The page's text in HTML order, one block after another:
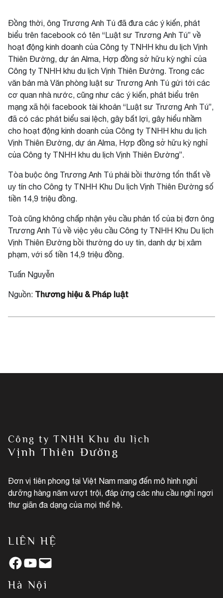
Đồng thời, ông Trương Anh Tú đã đưa các ý kiến, phát
biểu trên facebook có tên “Luật sư Trương Anh Tú” về
hoạt động kinh doanh của Công ty TNHH khu du lịch Vịnh
Thiên Đường, dự án Alma, Hợp đồng sở hữu kỳ nghỉ của
Công ty TNHH khu du lịch Vịnh Thiên Đường. Trong các
văn bản mà Văn phòng luật sư Trương Anh Tú gửi tới các
cơ quan nhà nước, cũng như các ý kiến, phát biểu trên
mạng xã hội facebook tài khoản “Luật sư Trương Anh Tú”,
đã có các phát biểu sai lệch, gây bất lợi, gây hiểu nhầm
cho hoạt động kinh doanh của Công ty TNHH khu du lịch
Vịnh Thiên Đường, dự án Alma, Hợp đồng sở hữu kỳ nghỉ
của Công ty TNHH khu du lịch Vịnh Thiên Đường”.
Tòa buộc ông Trương Anh Tú phải bồi thường tổn thất về
uy tín cho Công ty TNHH Khu Du lịch Vịnh Thiên Đường số
tiền 14,9 triệu đồng.
Toà cũng không chấp nhận yêu cầu phản tố của bị đơn ông
Trương Anh Tú về việc yêu cầu Công ty TNHH Khu Du lịch
Vịnh Thiên Đường bồi thường do uy tín, danh dự bị xâm
phạm, với số tiền 14,9 triệu đồng.
Tuấn Nguyễn
Nguồn: Thương hiệu & Pháp luật
Công ty TNHH Khu du lịch
Vịnh Thiên Đường
Đơn vị tiên phong tại Việt Nam mang đến mô hình nghỉ
dưỡng hàng năm vượt trội, đáp ứng các nhu cầu nghỉ ngơi
thư giãn đa dạng của mọi thế hệ.
LIÊN HỆ
Facebook YouTube Mail
Hà Nội